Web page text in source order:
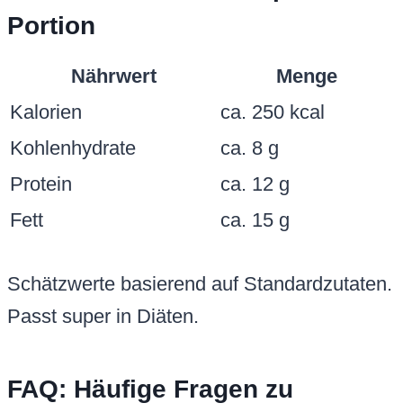
Portion
Nährwert
Menge
Kalorien
ca. 250 kcal
Kohlenhydrate
ca. 8 g
Protein
ca. 12 g
Fett
ca. 15 g
Schätzwerte basierend auf Standardzutaten.
Passt super in Diäten.
FAQ: Häufige Fragen zu